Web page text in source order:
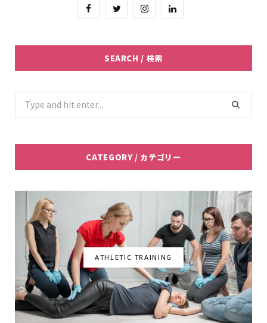
e
b
o
k
T
t
t
e
I
t
a
g
a
L
k
e
d
n
SEARCH / 検索
Search
for:
CATEGORY / カテゴリー
ATHLETIC TRAINING